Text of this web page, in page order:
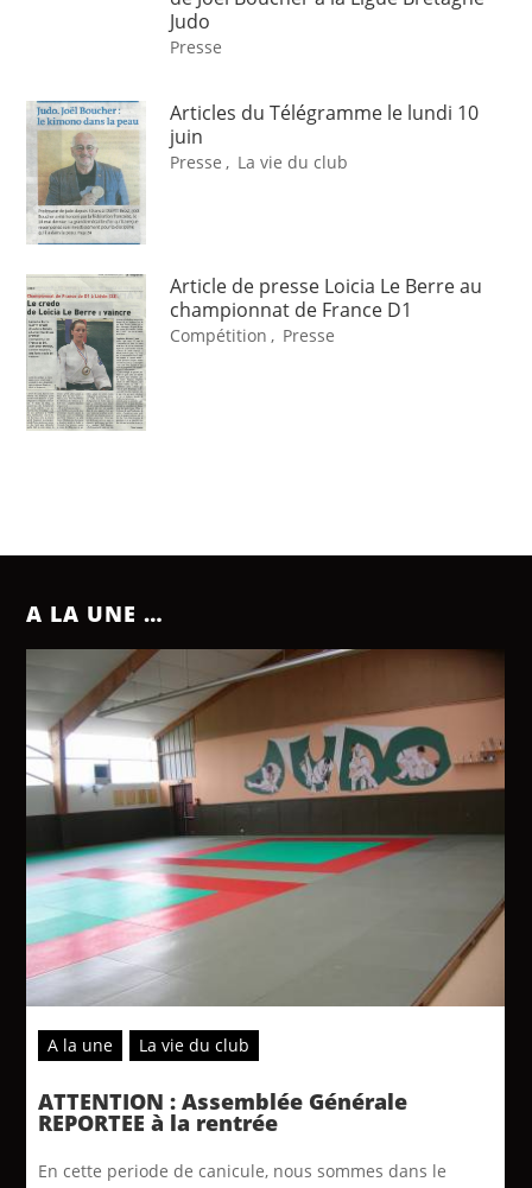
Judo
Presse
Articles du Télégramme le lundi 10
juin
Presse , La vie du club
Article de presse Loicia Le Berre au
championnat de France D1
Compétition , Presse
A LA UNE …
A la une La vie du club
ATTENTION : Assemblée Générale
REPORTEE à la rentrée
En cette periode de canicule, nous sommes dans le